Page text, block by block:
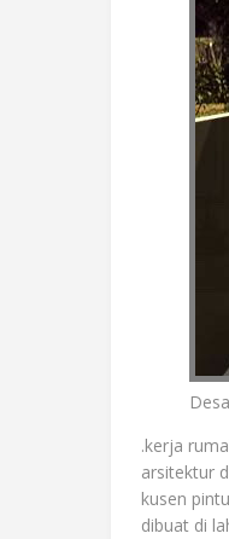
.kerja
arsitektur
kusen
dibuat di